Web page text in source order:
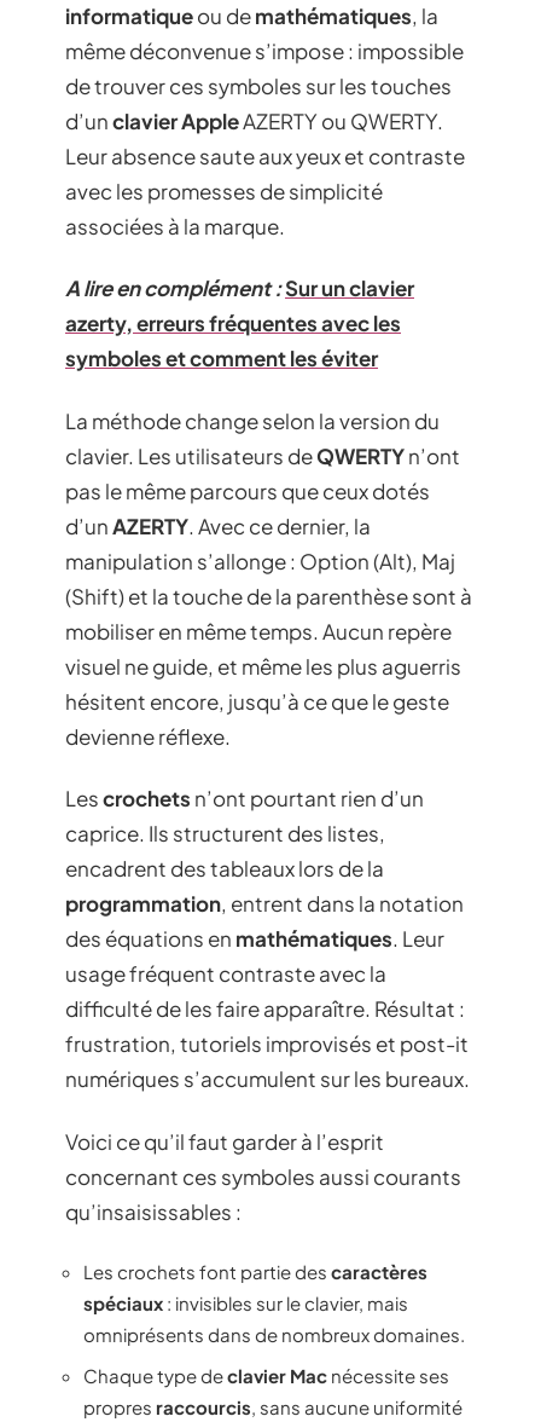
informatiqueou demathématiques, la
même déconvenue s’impose : impossible
de trouver ces symboles sur les touches
d’unclavier AppleAZERTY ou QWERTY.
Leur absence saute aux yeux et contraste
avec les promesses de simplicité
associées à la marque.
A lire en complément :Sur un clavier
azerty, erreurs fréquentes avec les
symboles et comment les éviter
La méthode change selon la version du
clavier. Les utilisateurs deQWERTYn’ont
pas le même parcours que ceux dotés
d’unAZERTY. Avec ce dernier, la
manipulation s’allonge : Option (Alt), Maj
(Shift) et la touche de la parenthèse sont à
mobiliser en même temps. Aucun repère
visuel ne guide, et même les plus aguerris
hésitent encore, jusqu’à ce que le geste
devienne réflexe.
Lescrochets n’ont pourtant rien d’un
caprice. Ils structurent des listes,
encadrent des tableaux lors de la
programmation, entrent dans la notation
des équations en mathématiques. Leur
usage fréquent contraste avec la
difficulté de les faire apparaître. Résultat :
frustration, tutoriels improvisés et post-it
numériques s’accumulent sur les bureaux.
Voici ce qu’il faut garder à l’esprit
concernant ces symboles aussi courants
qu’insaisissables :
Les crochets font partie des caractères
spéciaux : invisibles sur le clavier, mais
omniprésents dans de nombreux domaines.
Chaque type declavier Mac nécessite ses
propres raccourcis , sans aucune uniformité